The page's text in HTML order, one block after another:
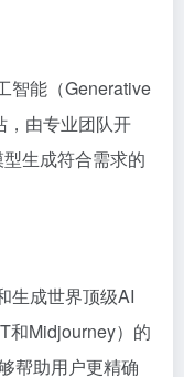
智能（Generative
，由专业团队开
生成符合需求的
生成世界顶级AI
和Midjourney）的
帮助用户更精确